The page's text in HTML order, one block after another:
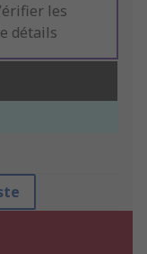
les
détails